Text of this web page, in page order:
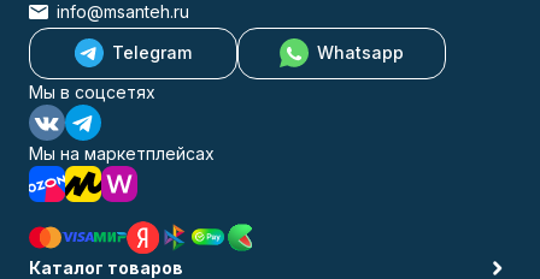
info@msanteh.ru
Telegram
Whatsapp
Мы в соцсетях
Мы на маркетплейсах
Каталог товаров